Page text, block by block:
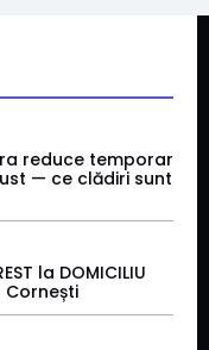
reduce temporar
— ce clădiri sunt
la DOMICILIU